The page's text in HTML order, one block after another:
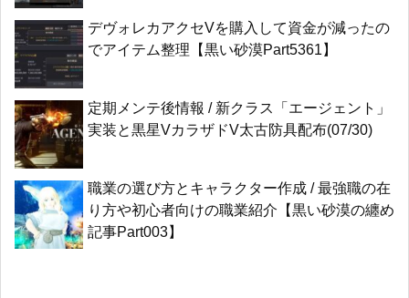
デヴォレカアクセVを購入して資金が減ったの
でアイテム整理【黒い砂漠Part5361】
定期メンテ後情報 / 新クラス「エージェント」
実装と黒星VカラザドV太古防具配布(07/30)
職業の選び方とキャラクター作成 / 最強職の在
り方や初心者向けの職業紹介【黒い砂漠の纏め
記事Part003】